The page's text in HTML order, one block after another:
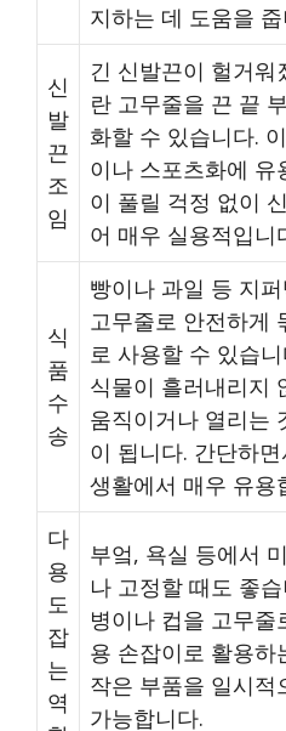
지하는 데 도움을
신
발
끈
조
임
긴 신발끈이 헐거워
란 고무줄을 끈 끝
화할 수 있습니다.
이나 스포츠화에 유
이 풀릴 걱정 없이
어 매우 실용적입니
식
품
수
송
빵이나 과일 등 지
고무줄로 안전하게
로 사용할 수 있습
식물이 흘러내리지
움직이거나 열리는
이 됩니다. 간단하
생활에서 매우 유용
다
용
도
잡
는
역
부엌, 욕실 등에서
나 고정할 때도 좋
병이나 컵을 고무줄
용 손잡이로 활용하
작은 부품을 일시적
가능합니다.